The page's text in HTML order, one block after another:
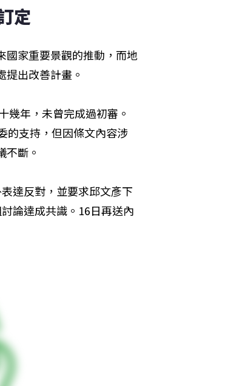
定
國家重要景觀的推動，而地
出改善計畫。
幾年，未曾完成過初審。
的支持，但因條文內容涉
不斷。
達反對，並要求邱文彥下
論達成共識。16日再送內